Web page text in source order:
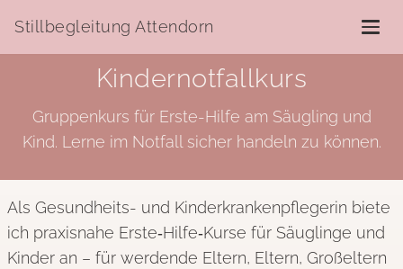
Stillbegleitung Attendorn
Kindernotfallkurs
Gruppenkurs für Erste-Hilfe am Säugling und
Kind. Lerne im Notfall sicher handeln zu können.
Als Gesundheits- und Kinderkrankenpflegerin biete
ich praxisnahe Erste‑Hilfe‑Kurse für Säuglinge und
Kinder an – für werdende Eltern, Eltern, Großeltern